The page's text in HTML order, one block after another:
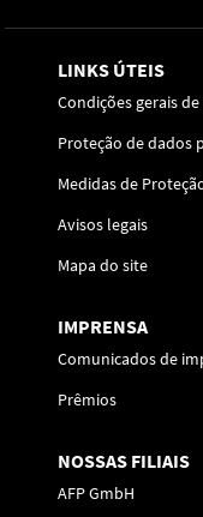
LINKS ÚTEIS
Condições gerais
Proteção de dados
Medidas de
Avisos legais
Mapa do site
IMPRENSA
Comunicados de
Prêmios
NOSSAS FILIAIS
AFP GmbH